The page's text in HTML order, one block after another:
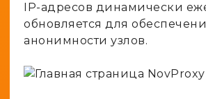
IP-адресов динамически
обновляется для
анонимности узлов.